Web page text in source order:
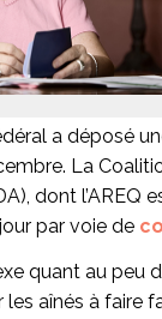
a déposé
La
dont l’AREQ
par voie de
quant au peu
aînés à faire